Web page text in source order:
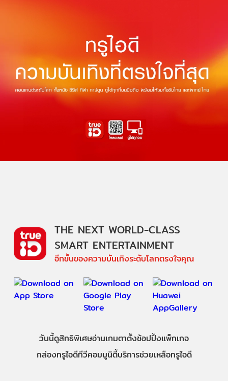
THE NEXT WORLD-CLASS
SMART ENTERTAINMENT
อีกขั้นของความบันเทิงระดับโลกตรงใจคุณ
วันนี้ดูสิทธิพิเศษอ่านเกมตาตั้งช้อปปิ้งแพ็กเกจ
กล่องทรูไอดีทีวีคอมมูนิตี้บริการช่วยเหลือทรูไอดี